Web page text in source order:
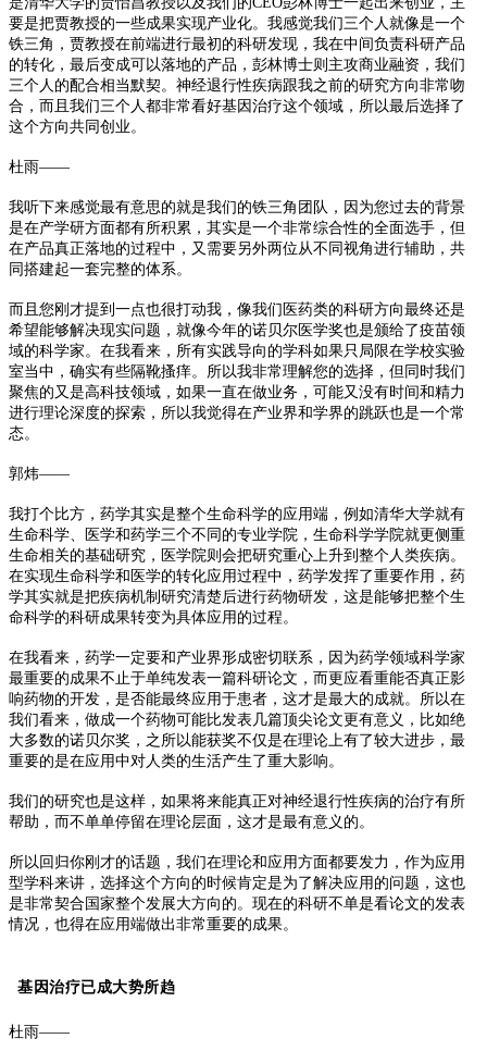
要是把贾教授的一些成果实现产业化。我感觉我们三个人就像是一个
铁三角，贾教授在前端进行最初的科研发现，我在中间负责科研产品
的转化， 最后变成可以落地的产品，彭林博士则主攻商业融资，我们
三个人的配合相当默契。神经退行性疾病跟我之前的研究方向非常吻
合，而且我们三个人都非常看好基因治疗这个领域，所以最后选择了
这个方向共同创业。
杜雨——
我听下来感觉最有意思的就是我们的铁三角团队，因为您过去的背景
是在产学研方面都有所积累，其实是一个非常综合性的全面选手，但
在产品真正落地的过程中，又需要另外两位从不同视角进行辅助，共
同搭建起一套完整的体系。
而且您刚才提到一点也很打动我，像我们医药类的科研方向最终还是
希望能够解决现实问题，就像今年的诺贝尔医学奖也是颁给了疫苗领
域的科学家。在我看来，所有实践导向的学科如果只局限在学校实验
室当中，确实有些隔靴搔痒。所以我非常理解您的选择，但 同时我们
聚焦的又是高科技领域，如果一直在做业务，可能又没有时间和精力
进行理论深度的探索，所以我觉得在产业界和学界的跳跃也是一个常
态。
郭炜——
我打个比方，药学其实是整个生命科学的应用端，例如清华大学就有
生命科学、医学和药学三个不同的专业学院，生命科学学院就更侧重
生命相关的基础研究，医学院则会把研究重心上升到整个人类疾病。
在实现生命科学和医学的转化应用过程中，药学发挥了重要作用，药
学其实就是把疾病机制研究清楚后进行药物研发，这是能够把整个生
命科学的科研成果转变为具体应用的过程。
在我看来，药学一定要和产业界形成密切联系，因为药学领域科学家
最重要的成果不止于单纯发表一篇科研论文，而更应看重能否真正影
响药物的开发，是否能最终应用于患者，这才是最大的成就。所以在
我们看来，做成一个药物可能比发表几篇顶尖论文更有意义，比如绝
大多数的诺贝尔奖，之所以能获奖不仅是在理论上有了较大进步，最
重要的是在应用中对人类的生活产生了重大影响。
我们的研究也是这样，如果将来能真正对神经退行性疾病的治疗有所
帮助，而不单单停留在理论层面，这才是最有意义的。
所以回归你刚才的话题，我们在理论和应用方面都要发力，作为应用
型学科来讲，选择这个方向的时候肯定是为了解决应用的问题，这也
是非常契合国家整个发展大方向的。现在的科研不单是看论文的发表
情况，也得在应用端做出非常重要的成果。
基因治疗已成大势所趋
杜雨——